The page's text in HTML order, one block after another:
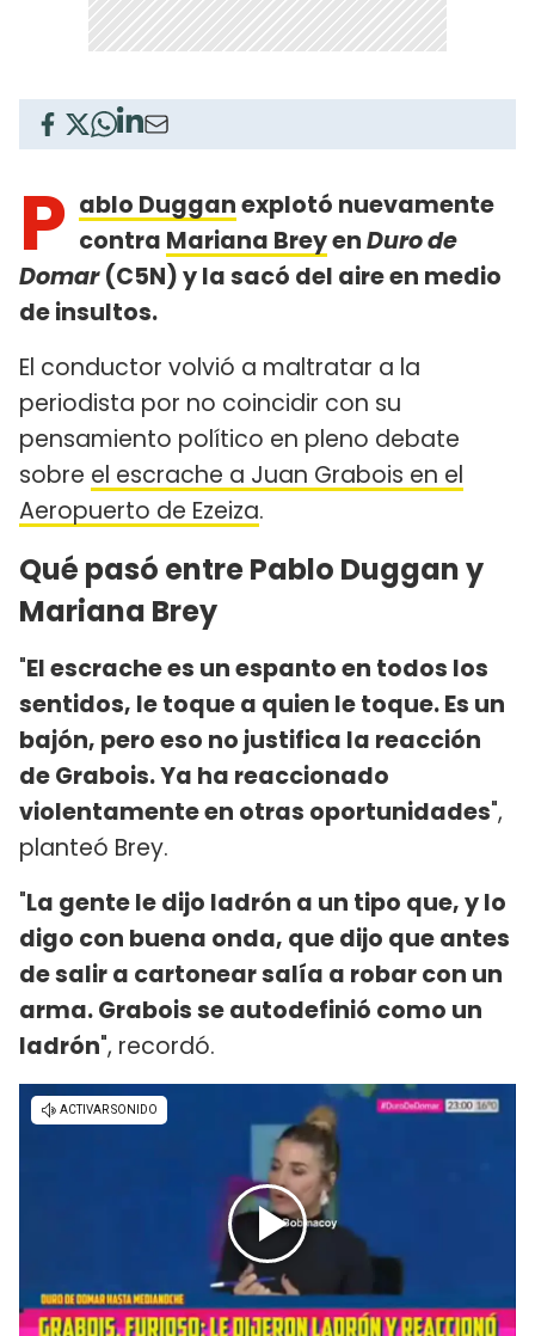
P ablo Dugganexplotó nuevamente
contra Mariana BreyenDuro de
Domar(C5N) y la sacó del aire en medio
de insultos.
El conductor volvió a maltratar a la
periodista por no coincidir con su
pensamiento político en pleno debate
sobre el escrache a Juan Grabois en el
Aeropuerto de Ezeiza.
Qué pasó entre Pablo Duggan y
Mariana Brey
"El escrache es un espanto en todos los
sentidos, le toque a quien le toque. Es un
bajón, pero eso no justifica la reacción
de Grabois. Ya ha reaccionado
violentamente en otras oportunidades",
planteó Brey.
"La gente le dijo ladrón a un tipo que, y lo
digo con buena onda, que dijo que antes
de salir a cartonear salía a robar con un
arma. Grabois se autodefinió como un
ladrón", recordó.